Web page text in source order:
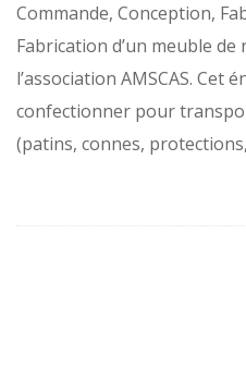
Commande, Conception,
Fabrication d’un meuble
l’association AMSCAS. Cet
confectionner pour
(patins, connes,